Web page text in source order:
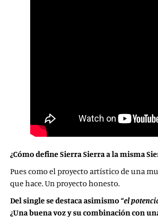
¿Cómo define Sierra Sierra a la misma
Pues como el proyecto artístico de una
que hace. Un proyecto honesto.
Del single se destaca asimismo “el
¿Una buena voz y su combinación con